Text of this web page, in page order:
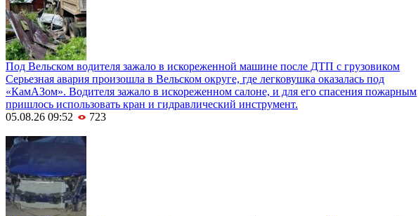
Под Вельском водителя зажало в искореженной машине после ДТП с грузовиком
Серьезная авария произошла в Вельском округе, где легковушка оказалась под
«КамАЗом». Водителя зажало в искореженном салоне, и для его спасения пожарным
пришлось использовать кран и гидравлический инструмент.
05.08.26 09:52
723